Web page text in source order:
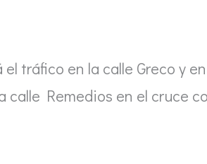
tráfico en la calle Greco y en
calle Remedios en el cruce